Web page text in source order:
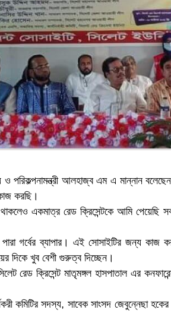
আলহাজ্ব এম এ মান্নান
করছি।
থাকলেও একমাত্র রেড ক্রিসেন্টকে আমি পেয়েছি
গর্বের ব্যাপার। এই সোসাইটির জন্য কাজ
দিকে খুব বেশী গুরুত্ব দিচ্ছেন।
রেড ক্রিসেন্ট মাতৃমঙ্গল হাসপাতাল এর
কমিটির সদস্য, সাবেক সাংসদ জেবুন্নেছা